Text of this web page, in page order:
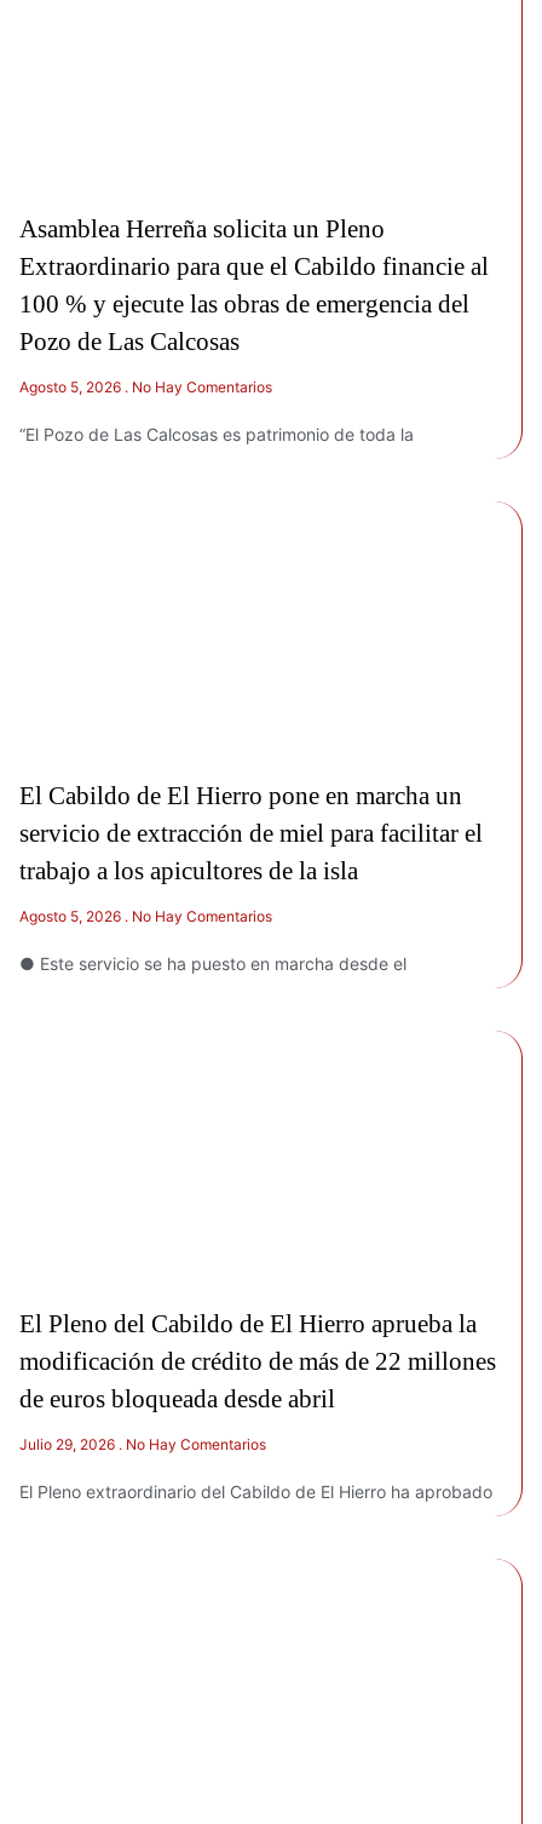
Asamblea Herreña solicita un Pleno
Extraordinario para que el Cabildo financie al
100 % y ejecute las obras de emergencia del
Pozo de Las Calcosas
Agosto 5, 2026 No Hay Comentarios
“El Pozo de Las Calcosas es patrimonio de toda la
El Cabildo de El Hierro pone en marcha un
servicio de extracción de miel para facilitar el
trabajo a los apicultores de la isla
Agosto 5, 2026 No Hay Comentarios
● Este servicio se ha puesto en marcha desde el
El Pleno del Cabildo de El Hierro aprueba la
modificación de crédito de más de 22 millones
de euros bloqueada desde abril
Julio 29, 2026 No Hay Comentarios
El Pleno extraordinario del Cabildo de El Hierro ha aprobado